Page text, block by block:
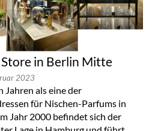
in Berlin Mitte
2023
Jahren als eine der
für Nischen-Parfums in
Jahr 2000 befindet sich der